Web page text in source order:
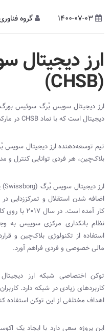
1400-07-03 گروه
ارز دیجیتال
(
CHSB
)
ارز دیجیتال سویس بُرگ سوئیس
دیجیتال است که با نمادCHSBدر
تیم توسعه‌‌دهنده ارز دیجیتال سویس
بلاک‌چین، هر فردی توانایی کنترل و
ارز دیجیتال سویس بُرگ (Swissborg
)
اضافه شدن استقلال و تمرکززدایی
کار آمده
نظام بانکداری مرکزی سوییس به
استفاده از تکنولوژی بلاک‌چین و
مالی خصوصی و فردی فراهم آورد.
توکن اختصاصی شبکه ارز
کاربردهای زیادی در شبکه دارد.
اهداف مختلفی از این توکن استفاده
این پروژه سعی دارد با ایجاد یک